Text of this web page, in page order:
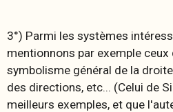
3°) Parmi les systèmes
mentionnons par exemple ceux
symbolisme général de la
des directions, etc... (Celui de
meilleurs exemples, et que